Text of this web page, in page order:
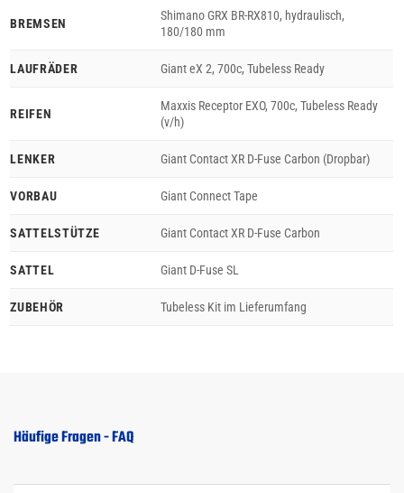
BREMSEN
Shimano GRX BR-RX810, hydraulisch,
180/180 mm
LAUFRÄDER Giant eX 2, 700c, Tubeless Ready
REIFEN
Maxxis Receptor EXO, 700c, Tubeless Ready
(v/h)
LENKER Giant Contact XR D-Fuse Carbon (Dropbar)
VORBAU Giant Connect Tape
SATTELSTÜTZE Giant Contact XR D-Fuse Carbon
SATTEL Giant D-Fuse SL
ZUBEHÖR Tubeless Kit im Lieferumfang
Häufige Fragen - FAQ